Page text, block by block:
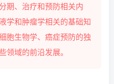
期、治疗和预防相关内
学和肿瘤学相关的基础知
胞生物学、癌症预防的独
领域的前沿发展。